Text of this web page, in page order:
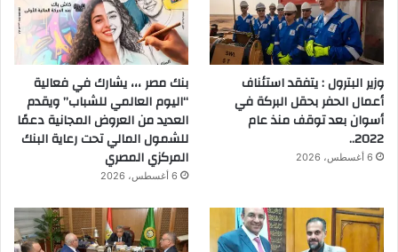
وزير البترول : يتفقد استئناف
أعمال الحفر بحقل البركة في
أسوان بعد توقف منذ عام
2022..
6 أغسطس، 2026
بنك مصر ،،، يشارك في فعالية
“اليوم العالمي للشباب” ويقدم
العديد من العروض المجانية دعمًا
للشمول المالي تحت رعاية البنك
المركزي المصري
6 أغسطس، 2026